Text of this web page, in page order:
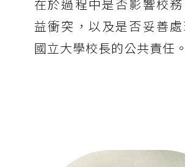
在於過程中是否影響校
益衝突，以及是否妥善
國立大學校長的公共責任。